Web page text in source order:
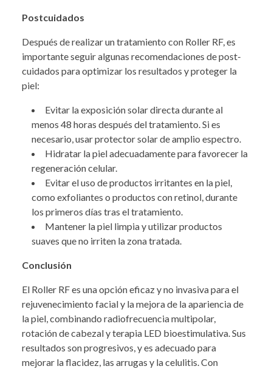
Postcuidados
Después de realizar un tratamiento con Roller RF, es
importante seguir algunas recomendaciones de post-
cuidados para optimizar los resultados y proteger la
piel:
Evitar la exposición solar directa durante al
menos 48 horas después del tratamiento. Si es
necesario, usar protector solar de amplio espectro.
Hidratar la piel adecuadamente para favorecer la
regeneración celular.
Evitar el uso de productos irritantes en la piel,
como exfoliantes o productos con retinol, durante
los primeros días tras el tratamiento.
Mantener la piel limpia y utilizar productos
suaves que no irriten la zona tratada.
Conclusión
El Roller RF es una opción eficaz y no invasiva para el
rejuvenecimiento facial y la mejora de la apariencia de
la piel, combinando radiofrecuencia multipolar,
rotación de cabezal y terapia LED bioestimulativa. Sus
resultados son progresivos, y es adecuado para
mejorar la flacidez, las arrugas y la celulitis. Con